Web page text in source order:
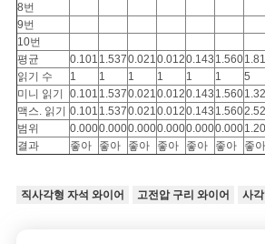
하
세
요
사
이
8번
9번
10번
평균
0.101 1.5370.0210.0120.143 1.560
읽기 수
1 1 1 1 1 1
5
미니 읽기
0.101 1.5370.0210.0120.143 1.560
맥스. 읽기
0.101 1.5370.0210.0120.143 1.560
범위
0.0000.0000.0000.0000.0000.000
결과
좋아 좋아 좋아 좋아 좋아 좋아 좋아
직사각형 자석 와이어 고전압 구리 와이어 사